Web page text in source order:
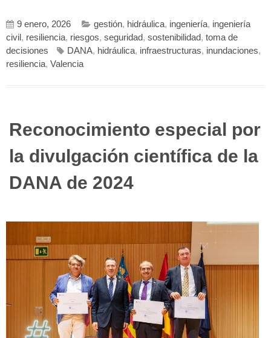
9 enero, 2026 gestión, hidráulica, ingeniería, ingeniería
civil , resiliencia, riesgos, seguridad, sostenibilidad, toma de
decisiones
DANA, hidráulica, infraestructuras, inundaciones,
resiliencia, Valencia
Reconocimiento especial por
la divulgación científica de la
DANA de 2024